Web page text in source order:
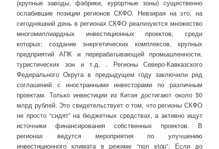
(крупные заводы, фабрики, курортные зоны) существенно
ослабившие позиции регионов СКФО. Невзирая на это, на
сегодняшний день в регионах СКФО реализуются множество
многомиллиардных инвестиционных проектов, среди
которых: создание энергетических комплексов, крупных
предприятий АПК и перерабатывающей промышленности,
туристических зон и т.д. . Регионы Северо-Кавказского
Федерального Округа в предыдущем году заключили ряд
соглашений с иностранными инвесторами по различным
проектам. Только инвестиции из Китая достигают около 50
млрд рублей. Это свидетельствует о том, что регионы СКФО
не просто “сидят” на бюджетных средствах, а активно ищут
источники финансирования собственных проектов. В
регионах ведутся мероприятия по улучшению
инвестиционного климата в режиме “non stop”. Если до